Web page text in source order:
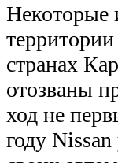
Некоторые
странах
отозваны
ход не
году